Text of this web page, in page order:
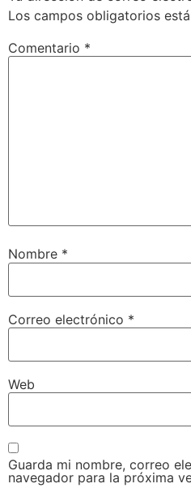
Los campos obligatorios
Comentario *
Nombre *
Correo electrónico *
Web
Guarda mi nombre, correo
navegador para la próxima